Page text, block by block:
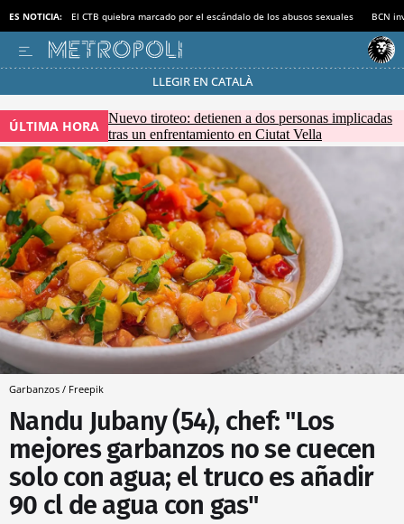
ES NOTICIA: El CTB quiebra marcado por el escándalo de los abusos sexuales BCN
LLEGIR EN CATALÀ
Pásate al MODO AHORRO
ÚLTIMA HORA Nuevo tiroteo: detienen a dos personas implicadas
tras un enfrentamiento en Ciutat Vella
Garbanzos / Freepik
Nandu Jubany (54), chef: "Los
mejores garbanzos no se cuecen
solo con agua; el truco es añadir
90 cl de agua con gas"